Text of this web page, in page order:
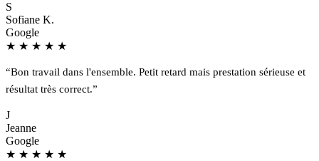
S
Sofiane K.
Google
★ ★ ★ ★ ★
“Bon travail dans l'ensemble. Petit retard mais prestation sérieuse et
résultat très correct.”
J
Jeanne
Google
★ ★ ★ ★ ★